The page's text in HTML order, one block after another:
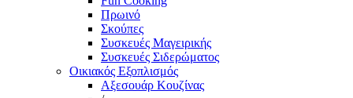
Πρωινό
Σκούπες
Συσκευές Μαγειρικής
Συσκευές Σιδερώματος
Οικιακός Εξοπλισμός
Αξεσουάρ Κουζίνας